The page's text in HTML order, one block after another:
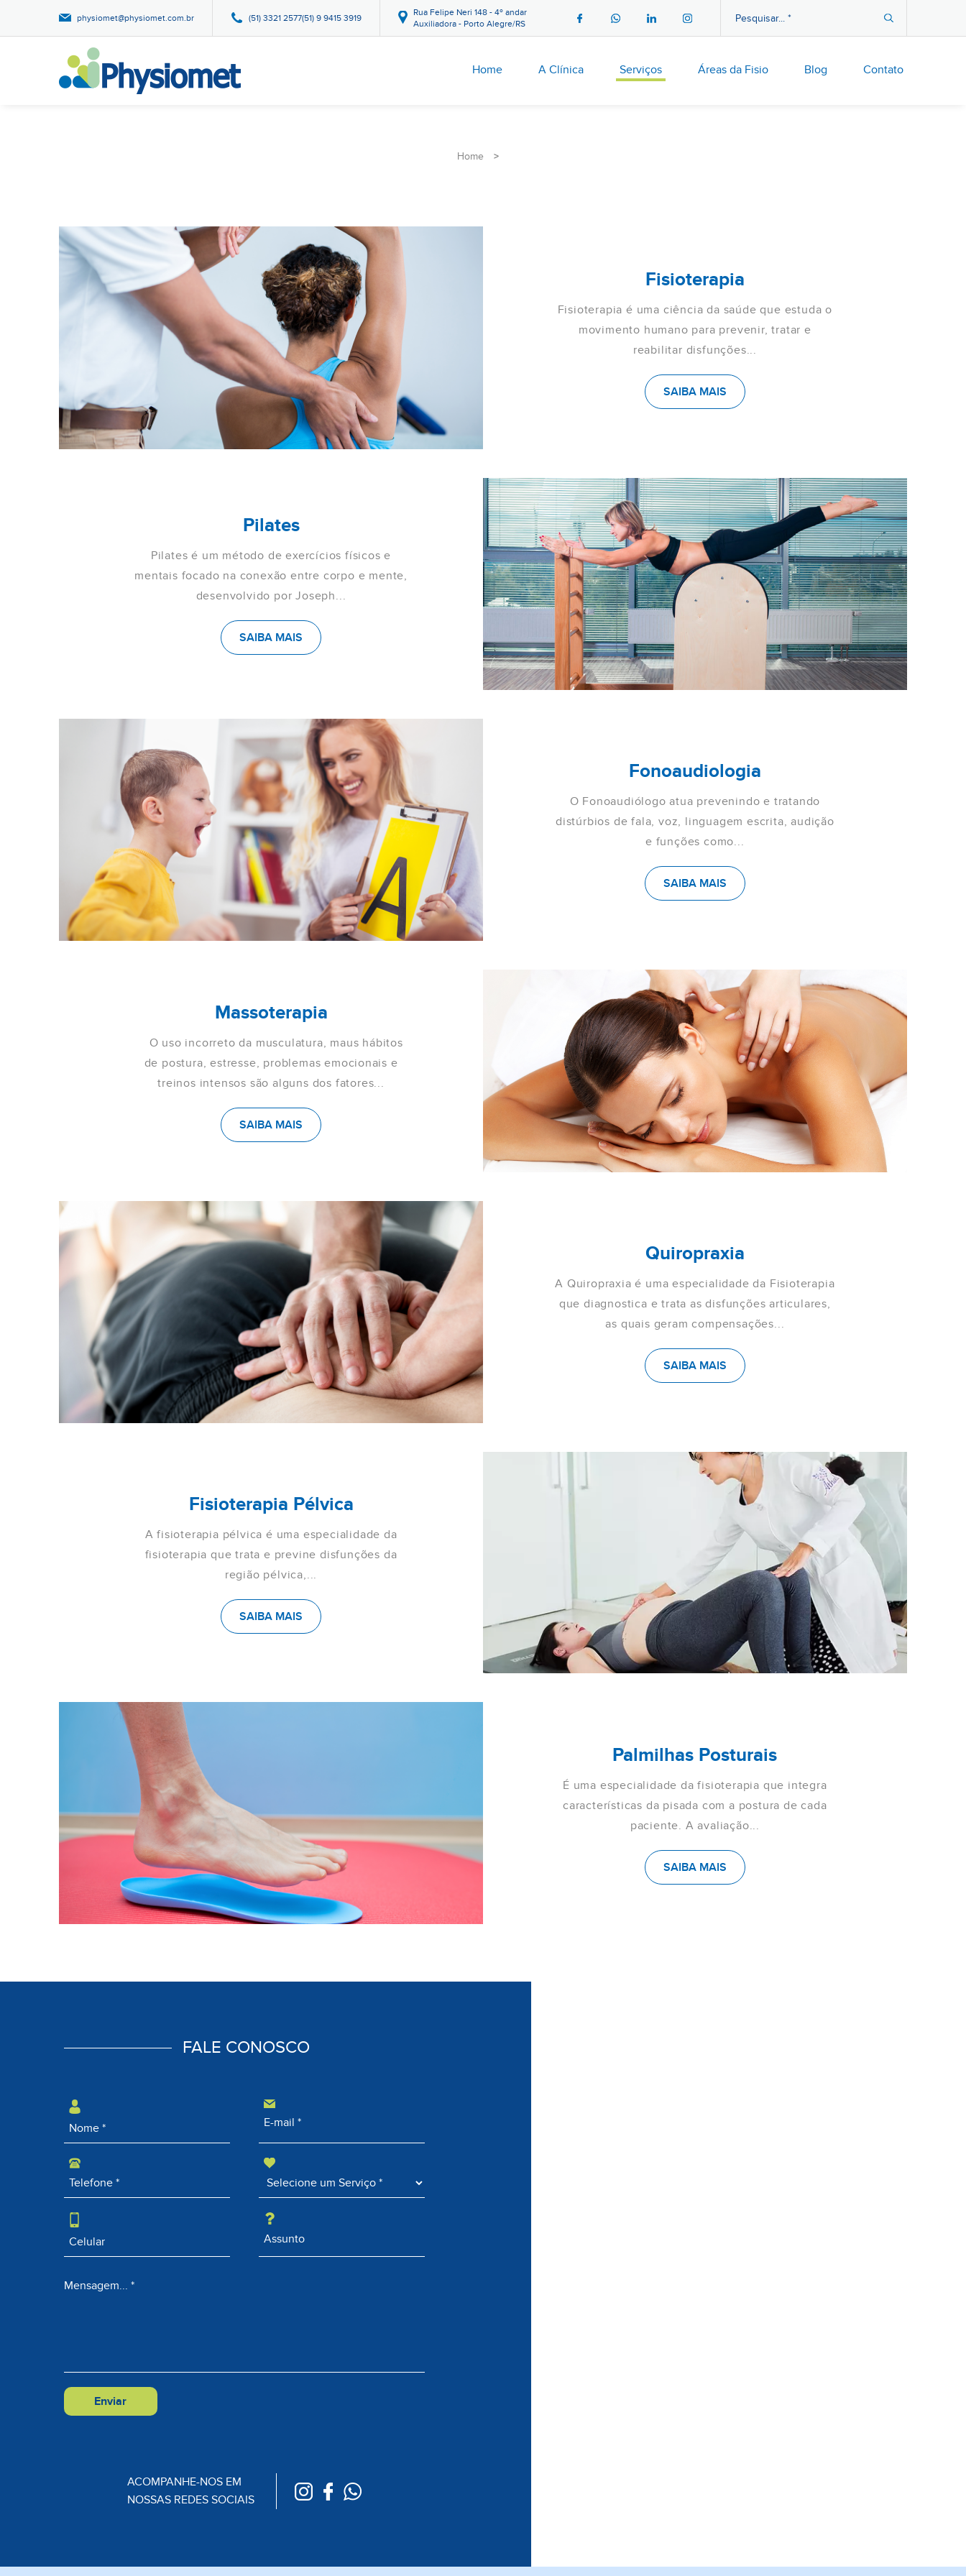
physiomet@physiomet.com.br (51) 3321 2577(51) 9 9415 3919
Rua Felipe Neri 148 - 4º andar
Auxiliadora - Porto Alegre/RS
Home A Clínica Serviços Áreas da Fisio Blog Contato
Home >
Fisioterapia
Fisioterapia é uma ciência da saúde que estuda o
movimento humano para prevenir, tratar e
reabilitar disfunções...
SAIBA MAIS
Pilates
Pilates é um método de exercícios físicos e
mentais focado na conexão entre corpo e mente,
desenvolvido por Joseph...
SAIBA MAIS
Fonoaudiologia
O Fonoaudiólogo atua prevenindo e tratando
distúrbios de fala, voz, linguagem escrita, audição
e funções como...
SAIBA MAIS
Massoterapia
O uso incorreto da musculatura, maus hábitos
de postura, estresse, problemas emocionais e
treinos intensos são alguns dos fatores...
SAIBA MAIS
Quiropraxia
A Quiropraxia é uma especialidade da Fisioterapia
que diagnostica e trata as disfunções articulares,
as quais geram compensações...
SAIBA MAIS
Fisioterapia Pélvica
A fisioterapia pélvica é uma especialidade da
fisioterapia que trata e previne disfunções da
região pélvica,...
SAIBA MAIS
Palmilhas Posturais
É uma especialidade da fisioterapia que integra
características da pisada com a postura de cada
paciente. A avaliação...
SAIBA MAIS
FALE CONOSCO
ACOMPANHE-NOS EM
NOSSAS REDES SOCIAIS